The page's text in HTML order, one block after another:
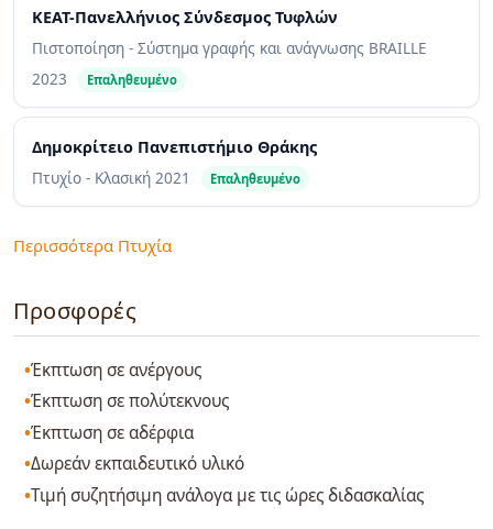
ΚΕΑΤ-Πανελλήνιος Σύνδεσμος Τυφλών
Πιστοποίηση - Σύστημα γραφής και ανάγνωσης BRAILLE
2023
Επαληθευμένο
Δημοκρίτειο Πανεπιστήμιο Θράκης
Πτυχίο - Κλασική 2021 Επαληθευμένο
Περισσότερα Πτυχία
Προσφορές
Έκπτωση σε ανέργους
Έκπτωση σε πολύτεκνους
Έκπτωση σε αδέρφια
Δωρεάν εκπαιδευτικό υλικό
Τιμή συζητήσιμη ανάλογα με τις ώρες διδασκαλίας